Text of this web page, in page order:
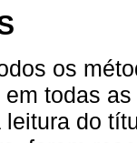
os
todas
do